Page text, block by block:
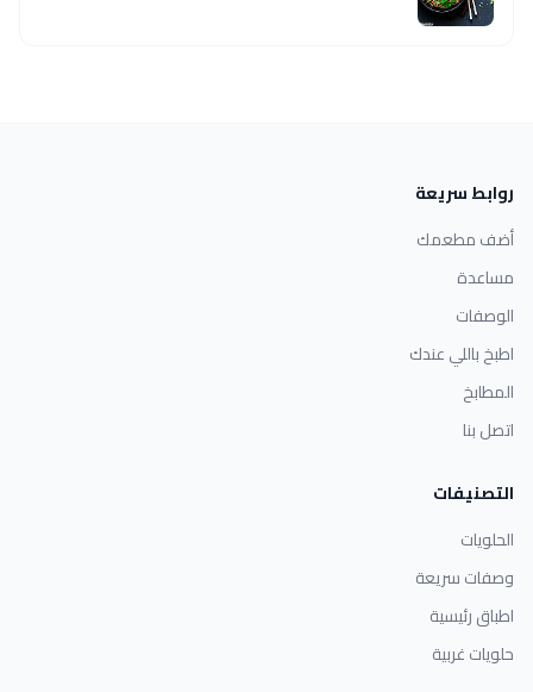
روابط سريعة
أضف مطعمك
مساعدة
الوصفات
اطبخ باللي عندك
المطابخ
اتصل بنا
التصنيفات
الحلويات
وصفات سريعة
اطباق رئيسية
حلويات غربية